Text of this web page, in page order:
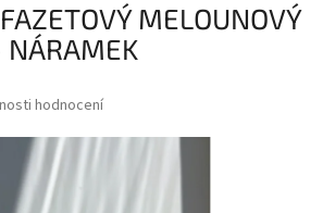
MELOUNOVÝ
hodnocení